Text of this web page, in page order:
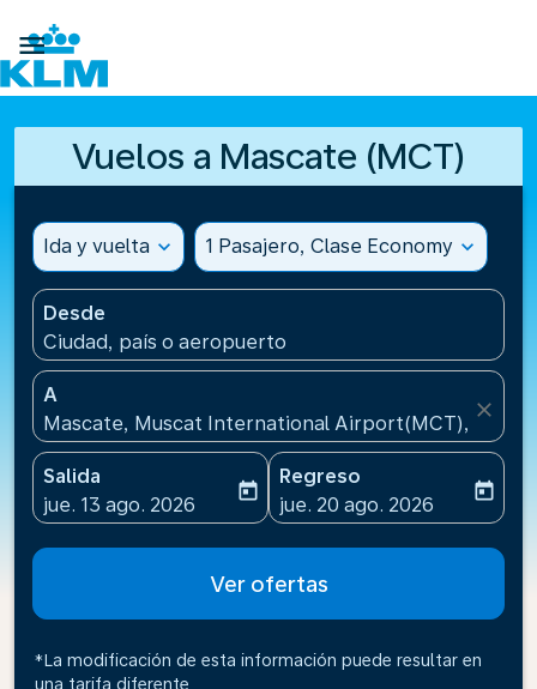

Vuelos a Mascate (MCT)
Ida y vuelta expand_more 1 Pasajero, Clase Economy expand_more
Desde
Ciudad, país o aeropuerto
A
Mascate, Muscat International Airport(MCT), Omán
close
Salida
fc-booking-departure-date-aria-label
jue. 13 ago. 2026
today
Regreso
fc-booking-return-date-
jue. 20 ago. 2026
today
Ver ofertas
*La modificación de esta información puede resultar en
una tarifa diferente